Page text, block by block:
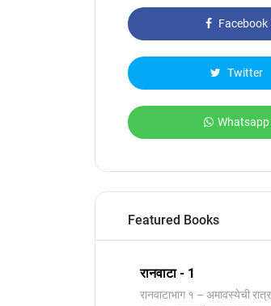
Facebook
Twitter
Whatsapp
Featured Books
रानवाटा - 1
रानवाटाभाग १ – अमावस्येची